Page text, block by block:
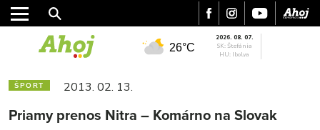
26°C
2026. 08. 07.
SK: Štefánia
HU: Ibolya
ŠPORT 2013. 02. 13.
Priamy prenos Nitra – Komárno na Slovak